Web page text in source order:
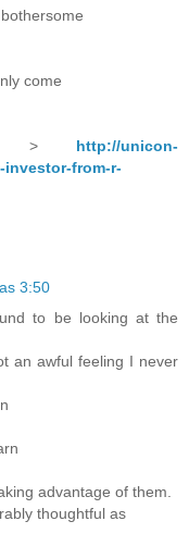
come
> http://unicon-
investor-from-r-
3:50
to be looking at the
an awful feeling I never
advantage of them.
thoughtful as